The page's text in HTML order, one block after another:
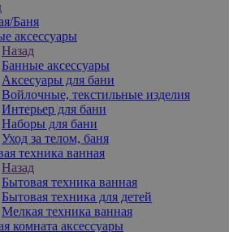
Баня
аксессуары
Назад
Банные аксессуары
Аксесуары для бани
Войлочные, текстильные изделия
Интерьер для бани
Наборы для бани
Уход за телом, баня
техника ванная
Назад
Бытовая техника ванная
Бытовая техника для детей
Мелкая техника ванная
комната аксессуары